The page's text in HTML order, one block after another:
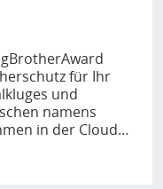
für Ihr
und
namens
in der Cloud…